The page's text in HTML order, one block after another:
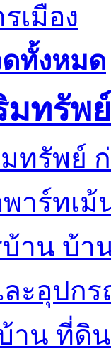
เมือง
ทั้งหมด
มทรัพ
าร์ทเม้
าน บ้า
ะอุปก
าน ที่ดิน